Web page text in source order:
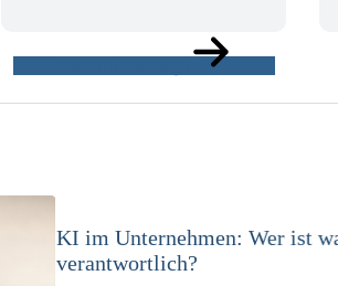
KI-Compliance in der
DSGVO und KI-VO